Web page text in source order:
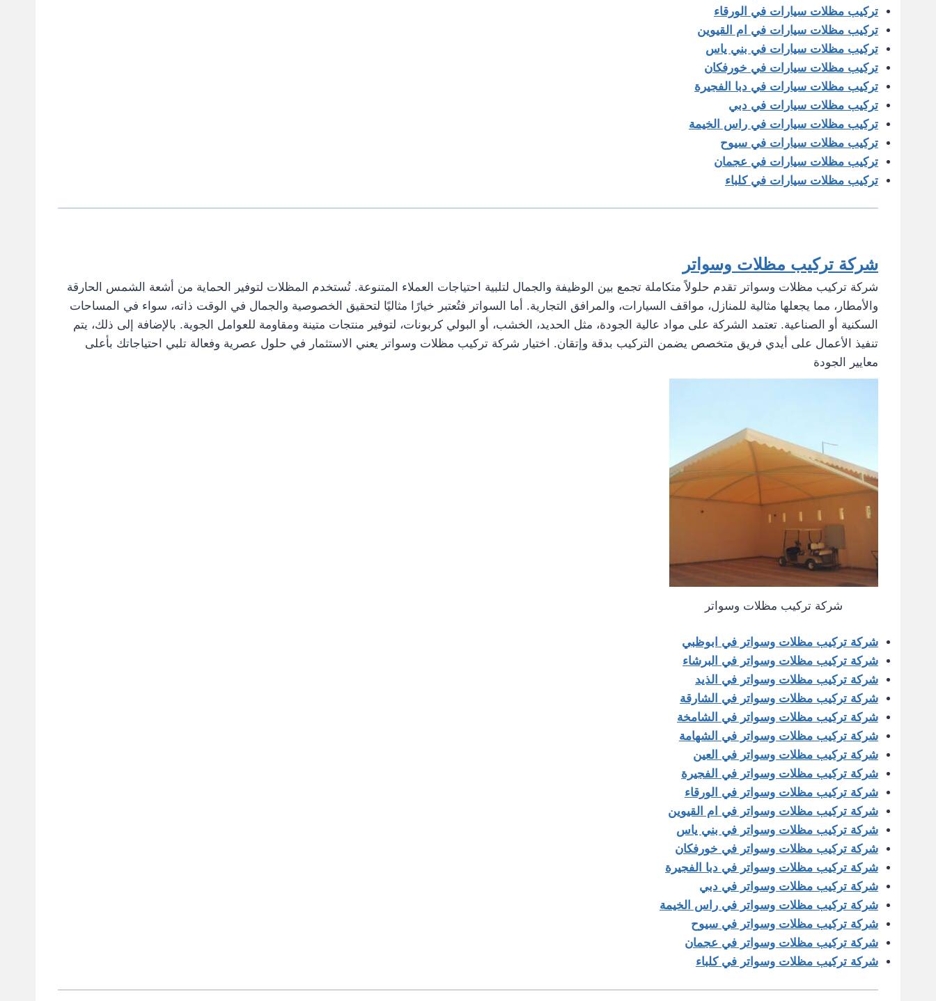
تركيب مظلات سيارات في الورقاء
تركيب مظلات سيارات في ام القيوين
تركيب مظلات سيارات في بني ياس
تركيب مظلات سيارات في خورفكان
تركيب مظلات سيارات في دبا الفجيرة
تركيب مظلات سيارات في دبي
تركيب مظلات سيارات في راس الخيمة
تركيب مظلات سيارات في سيوح
تركيب مظلات سيارات في عجمان
تركيب مظلات سيارات في كلباء
شركة تركيب مظلات وسواتر
شركة تركيب مظلات وسواتر تقدم حلولاً متكاملة تجمع بين الوظيفة والجمال لتلبية احتياجات العملاء المتنوعة. تُستخدم المظلات لتوفير الحماية من أشعة الشمس الحارقة
والأمطار، مما يجعلها مثالية للمنازل، مواقف السيارات، والمرافق التجارية. أما السواتر فتُعتبر خيارًا مثاليًا لتحقيق الخصوصية والجمال في الوقت ذاته، سواء في المساحات
السكنية أو الصناعية. تعتمد الشركة على مواد عالية الجودة، مثل الحديد، الخشب، أو البولي كربونات، لتوفير منتجات متينة ومقاومة للعوامل الجوية. بالإضافة إلى ذلك، يتم
تنفيذ الأعمال على أيدي فريق متخصص يضمن التركيب بدقة وإتقان. اختيار شركة تركيب مظلات وسواتر يعني الاستثمار في حلول عصرية وفعالة تلبي احتياجاتك بأعلى
معايير الجودة
شركة تركيب مظلات وسواتر
شركة تركيب مظلات وسواتر في ابوظبي
شركة تركيب مظلات وسواتر في البرشاء
شركة تركيب مظلات وسواتر في الذيد
شركة تركيب مظلات وسواتر في الشارقة
شركة تركيب مظلات وسواتر في الشامخة
شركة تركيب مظلات وسواتر في الشهامة
شركة تركيب مظلات وسواتر في العين
شركة تركيب مظلات وسواتر في الفجيرة
شركة تركيب مظلات وسواتر في الورقاء
شركة تركيب مظلات وسواتر في ام القيوين
شركة تركيب مظلات وسواتر في بني ياس
شركة تركيب مظلات وسواتر في خورفكان
شركة تركيب مظلات وسواتر في دبا الفجيرة
شركة تركيب مظلات وسواتر في دبي
شركة تركيب مظلات وسواتر في راس الخيمة
شركة تركيب مظلات وسواتر في سيوح
شركة تركيب مظلات وسواتر في عجمان
شركة تركيب مظلات وسواتر في كلباء